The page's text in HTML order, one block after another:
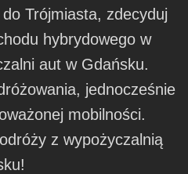
Trójmiasta, zdecyduj
hybrydowego w
aut w Gdańsku.
jednocześnie
mobilności.
z wypożyczalnią